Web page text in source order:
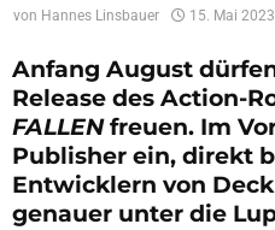
von Hannes Linsbauer 15. Mai 2023
Anfang August
Release des Action-
FALLENfreuen. Im
Publisher ein, direkt
Entwicklern von Deck
genauer unter die